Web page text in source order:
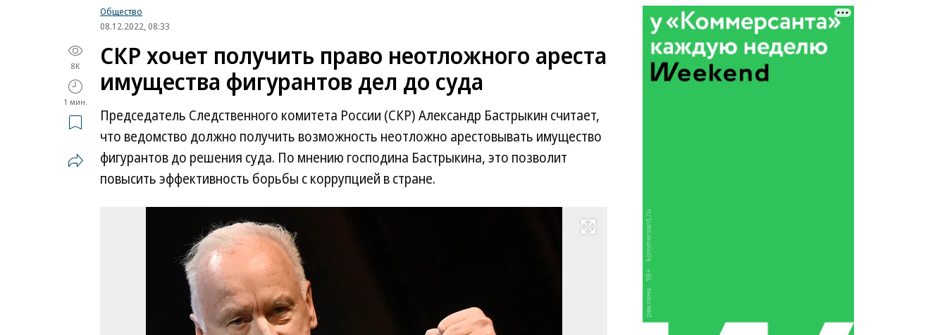
Общество
08.12.2022, 08:33
8K
1 мин.
СКР хочет получить право неотложного ареста
имущества фигурантов дел до суда
Председатель Следственного комитета России (СКР) Александр Бастрыкин считает,
что ведомство должно получить возможность неотложно арестовывать имущество
фигурантов до решения суда. По мнению господина Бастрыкина, это позволит
повысить эффективность борьбы с коррупцией в стране.
Развернуть на весь экран
Александр
Бастрыкин
Александр
Казаков